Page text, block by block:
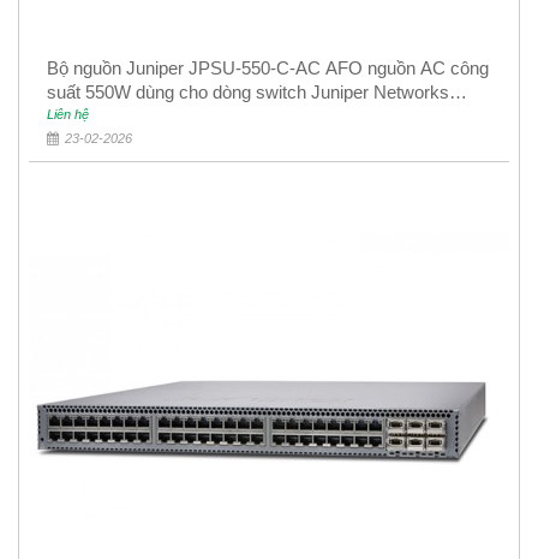
Bộ nguồn Juniper JPSU-550-C-AC AFO nguồn AC công
suất 550W dùng cho dòng switch Juniper Networks
EX4400
Liên hệ
23-02-2026